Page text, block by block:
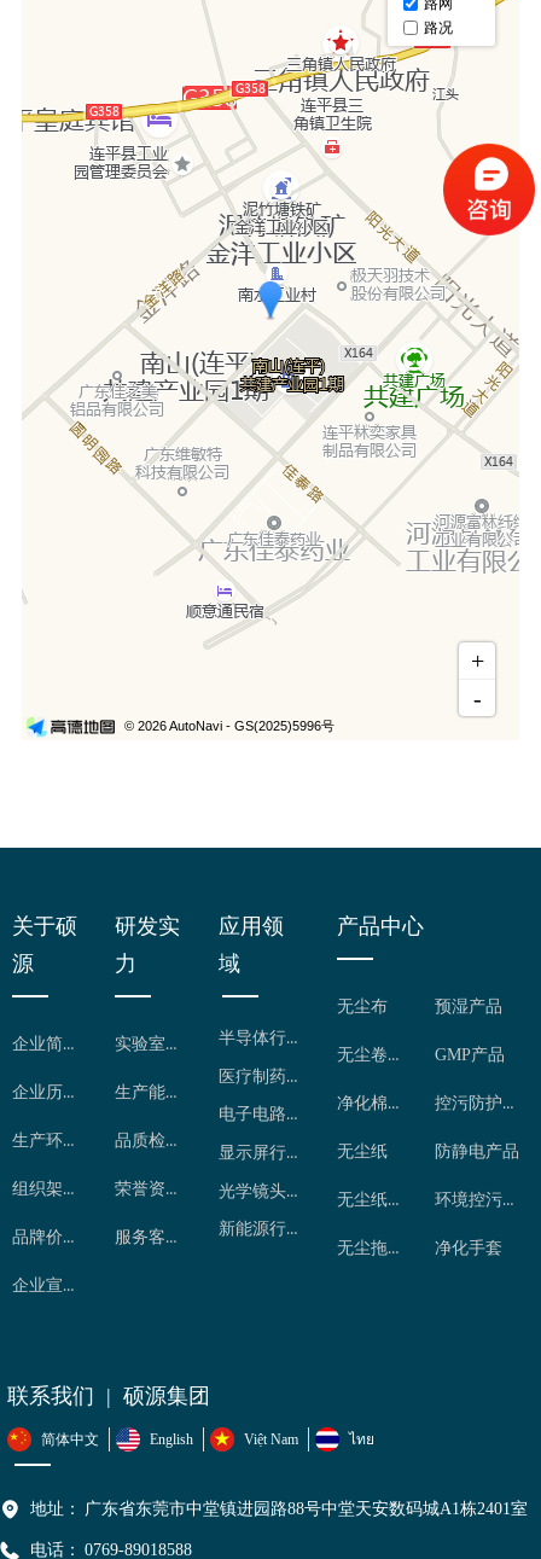
简体中文 English Việt Nam ไทย
地址： 广东省东莞市中堂镇进园路88号中堂天安数码城A1栋2401室
电话： 0769-89018588
联系我们 | 硕源集团
产品中心
无尘布
无尘卷布
净化棉签
无尘纸
无尘纸卷
无尘拖把
预湿产品
GMP产品
控污防护用品
防静电产品
环境控污产品
净化手套
应用领
域
半导体行业
医疗制药行业
电子电路行业
显示屏行业
光学镜头行业
新能源行业
关于硕
源
企业简介
企业历程
生产环境
组织架构
品牌价值
企业宣传片
研发实
力
实验室检测
生产能力
品质检控
荣誉资质
服务客户